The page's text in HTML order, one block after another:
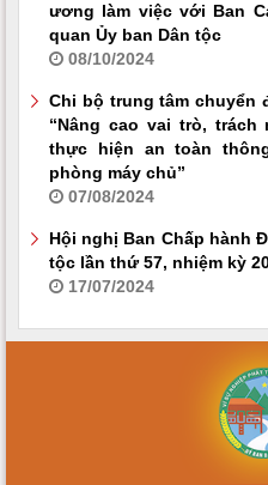
ương làm việc với Ban
quan Ủy ban Dân tộc
08/10/2024
Chi bộ trung tâm chuyển
“Nâng cao vai trò, trách
thực hiện an toàn
phòng máy chủ”
07/08/2024
Hội nghị Ban Chấp hành
tộc lần thứ 57, nhiệm kỳ
17/07/2024